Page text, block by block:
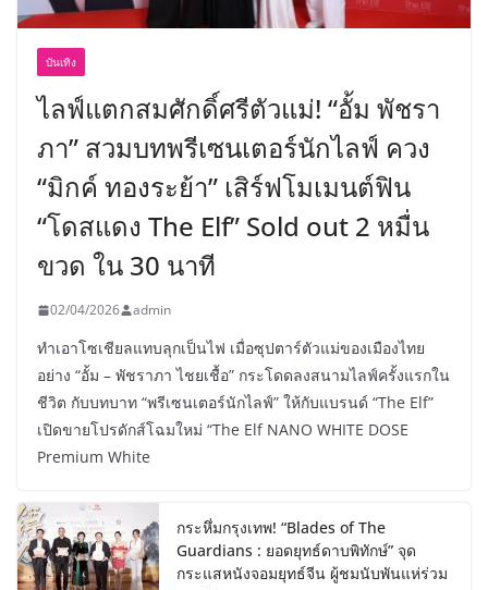
บันเทิง
ไลฟ์แตกสมศักดิ์ศรีตัวแม่! “อั้ม พัชรา
ภา” สวมบทพรีเซนเตอร์นักไลฟ์ ควง
“มิกค์ ทองระย้า” เสิร์ฟโมเมนต์ฟิน
“โดสแดง The Elf” Sold out 2 หมื่น
ขวด ใน 30 นาที
02/04/2026 admin
ทำเอาโซเชียลแทบลุกเป็นไฟ เมื่อซุปตาร์ตัวแม่ของเมืองไทย
อย่าง “อั้ม – พัชราภา ไชยเชื้อ” กระโดดลงสนามไลฟ์ครั้งแรกใน
ชีวิต กับบทบาท “พรีเซนเตอร์นักไลฟ์” ให้กับแบรนด์ “The Elf”
เปิดขายโปรดักส์โฉมใหม่ “The Elf NANO WHITE DOSE
Premium White
กระหึ่มกรุงเทพ! “Blades of The
Guardians : ยอดยุทธ์ดาบพิทักษ์” จุด
กระแสหนังจอมยุทธ์จีน ผู้ชมนับพันแห่ร่วม